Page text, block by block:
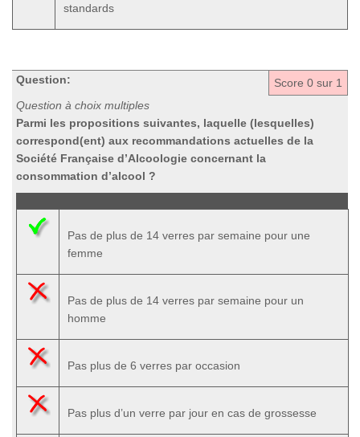
standards
Score 0 sur 1
Question:
Question à choix multiples
Parmi les propositions suivantes, laquelle (lesquelles)
correspond(ent) aux recommandations actuelles de la
Société Française d’Alcoologie concernant la
consommation d’alcool ?
Pas de plus de 14 verres par semaine pour une
femme
Pas de plus de 14 verres par semaine pour un
homme
Pas plus de 6 verres par occasion
Pas plus d’un verre par jour en cas de grossesse